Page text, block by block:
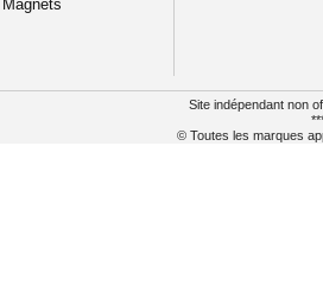
Site indépendant non
© Toutes les marques